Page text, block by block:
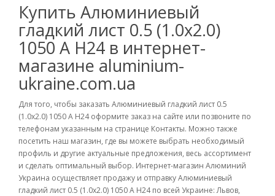
Купить Алюминиевый
гладкий лист 0.5 (1.0х2.0)
1050 А Н24 в интернет-
магазине aluminium-
ukraine.com.ua
Для того, чтобы заказать Алюминиевый гладкий лист 0.5
(1.0х2.0) 1050 А Н24 оформите заказ на сайте или позвоните по
телефонам указанным на странице Контакты. Можно также
посетить наш магазин, где вы можете выбрать необходимый
профиль и другие актуальные предложения, весь ассортимент
и сделать оптимальный выбор. Интернет-магазин Алюминий
Украина осуществляет продажу и отправку Алюминиевый
гладкий лист 0.5 (1.0х2.0) 1050 А Н24 по всей Украине: Львов,